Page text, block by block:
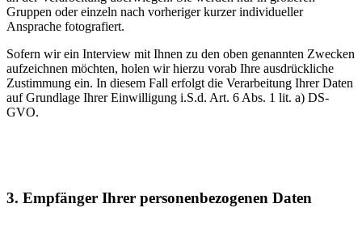
Gruppen oder einzeln nach vorheriger kurzer individueller
Ansprache fotografiert.
Sofern wir ein Interview mit Ihnen zu den oben genannten Zwecken
aufzeichnen möchten, holen wir hierzu vorab Ihre ausdrückliche
Zustimmung ein. In diesem Fall erfolgt die Verarbeitung Ihrer Daten
auf Grundlage Ihrer Einwilligung i.S.d. Art. 6 Abs. 1 lit. a) DS-
GVO.
3. Empfänger Ihrer personenbezogenen Daten